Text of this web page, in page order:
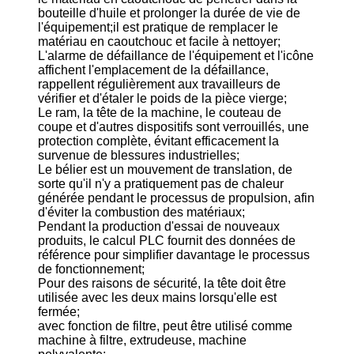
bouteille d'huile et prolonger la durée de vie de
l'équipement;il est pratique de remplacer le
matériau en caoutchouc et facile à nettoyer;
L'alarme de défaillance de l'équipement et l'icône
affichent l'emplacement de la défaillance,
rappellent régulièrement aux travailleurs de
vérifier et d'étaler le poids de la pièce vierge;
Le ram, la tête de la machine, le couteau de
coupe et d'autres dispositifs sont verrouillés, une
protection complète, évitant efficacement la
survenue de blessures industrielles;
Le bélier est un mouvement de translation, de
sorte qu'il n'y a pratiquement pas de chaleur
générée pendant le processus de propulsion, afin
d'éviter la combustion des matériaux;
Pendant la production d'essai de nouveaux
produits, le calcul PLC fournit des données de
référence pour simplifier davantage le processus
de fonctionnement;
Pour des raisons de sécurité, la tête doit être
utilisée avec les deux mains lorsqu'elle est
fermée;
avec fonction de filtre, peut être utilisé comme
machine à filtre, extrudeuse, machine